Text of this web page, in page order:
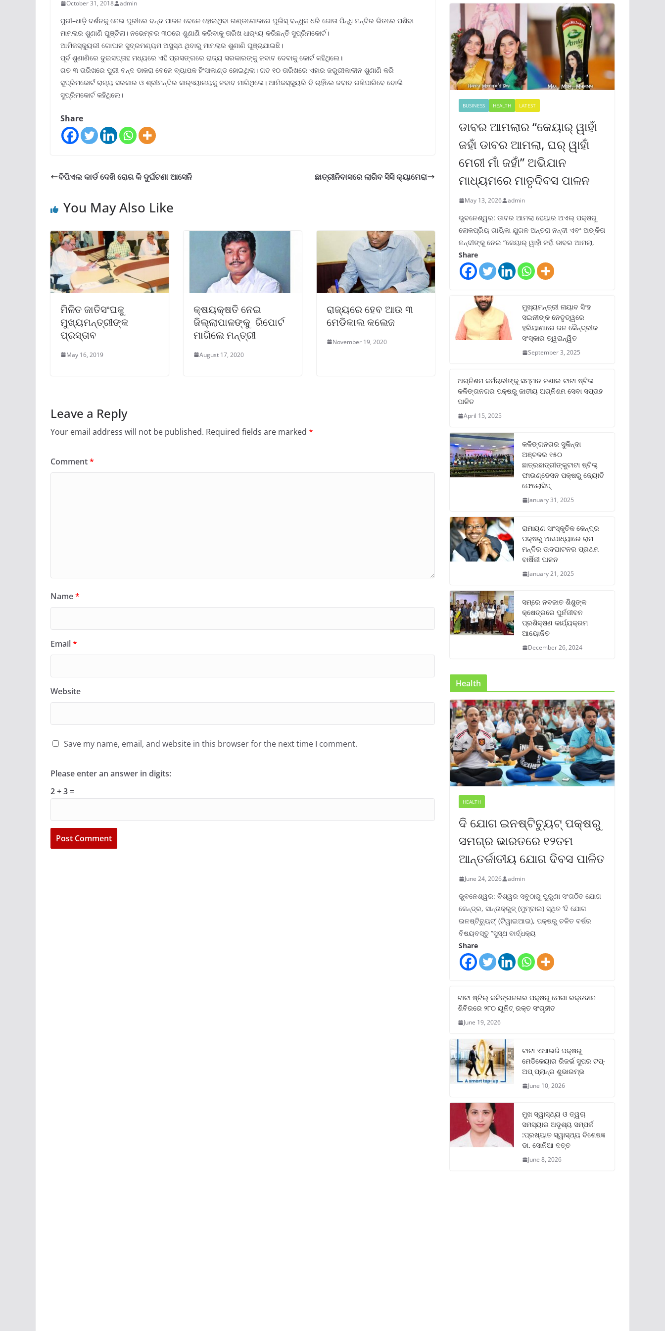
October 31, 2018 admin
ପୁରୀ–ଧାଡ଼ି ଦର୍ଶନକୁ ନେଇ ପୁରୀରେ ବନ୍ଦ ପାଳନ ବେଳେ ହୋଇଥିବା ଗଣ୍ଡଗୋଳରେ ପୁଲିସ୍ ବନ୍ଧୁକ ଧରି ଜୋତା ପିନ୍ଧି ମନ୍ଦିର ଭିତରେ ପଶିବା
ମାମଲାର ଶୁଣାଣି ଘୁଞ୍ଚିଲା। ନଭେମ୍ବର ୩୦ରେ ଶୁଣାଣି କରିବାକୁ ତାରିଖ ଧାର‌୍ୟ୍ୟ କରିଛନ୍ତି ସୁପ୍ରିମକୋର୍ଟ।
ଆମିକସ୍କ୍ୟୁରୀ ଗୋପାଳ ସୁବ୍ରମଣ୍ୟମ ଅସୁସ୍ଥ ଥିବାରୁ ମାମଲାର ଶୁଣାଣି ଘୁଞ୍ଚାଯାଇଛି।
ପୂର୍ବ ଶୁଣାଣିରେ ଦୁଇସପ୍ତାହ ମଧ୍ୟରେ ଏହି ପ୍ରସଙ୍ଗରେ ରାଜ୍ୟ ସରକାରଙ୍କୁ ଜବାବ ଦେବାକୁ କୋର୍ଟ କହିଥିଲେ।
ଗତ ୩ ତାରିଖରେ ପୁରୀ ବନ୍ଦ ଡାକରା ବେଳେ ବ୍ୟାପକ ହିଂସାକାଣ୍ଡ ହୋଇଥିଲା। ଗତ ୧୦ ତାରିଖରେ ଏହାର ଜରୁରୀକାଳୀନ ଶୁଣାଣି କରି
ସୁପ୍ରିମକୋର୍ଟ ରାଜ୍ୟ ସରକାର ଓ ଶ୍ରୀମନ୍ଦିର କାର‌୍ୟ୍ୟାଳୟକୁ ଜବାବ ମାଗିଥିଲେ। ଆମିକସ୍କ୍ୟୁରି ବି ଚାହିଁଲେ ଜବାବ ରଖିପାରିବେ ବୋଲି
ସୁପ୍ରିମକୋର୍ଟ କହିଥିଲେ।
Share
ବିପିଏଲ କାର୍ଡ ଦେଖି ରୋଗ କି ଦୁର୍ଘଟଣା ଆସେନି ଛାତ୍ରୀନିବାସରେ ଲାଗିବ ସିସି କ୍ୟାମେରା
You May Also Like
ମିଳିତ ଜାତିସଂଘକୁ
ମୁଖ୍ୟମନ୍ତ୍ରୀଙ୍କ
ପ୍ରସ୍ତାବ
May 16, 2019
କ୍ଷୟକ୍ଷତି ନେଇ
ଜିଲ୍ଲାପାଳଙ୍କୁ ରିପୋର୍ଟ
ମାଗିଲେ ମନ୍ତ୍ରୀ
August 17, 2020
ରାଜ୍ୟରେ ହେବ ଆଉ ୩
ମେଡିକାଲ କଲେଜ
November 19, 2020
Leave a Reply
Your email address will not be published. Required fields are marked *
Comment*
Name*
Email*
Website
Save my name, email, and website in this browser for the next time I comment.
Please enter an answer in digits:
2 + 3 =
BUSINESS HEALTH LATEST
ଡାବର ଆମଲାର “କେୟାର୍ ୱାହାଁ
ଜହାଁ ଡାବର ଆମଲା, ଘର୍ ୱାହାଁ
ମେରୀ ମାଁ ଜହାଁ” ଅଭିଯାନ
ମାଧ୍ୟମରେ ମାତୃଦିବସ ପାଳନ
May 13, 2026 admin
ଭୁବନେଶ୍ୱର: ଡାବର ଆମଲା ହେୟାର ଅଏଲ୍ ପକ୍ଷରୁ
ଲୋକପ୍ରିୟ ଗାୟିକା ଯୁଗଳ ଅନ୍ତରା ନନ୍ଦୀ ଏବଂ ଅଙ୍କିତା
ନନ୍ଦୀଙ୍କୁ ନେଇ “କେୟାର୍ ୱାହାଁ ଜହାଁ ଡାବର ଆମଲା,
Share
ମୁଖ୍ୟମନ୍ତ୍ରୀ ନାୟାବ ସିଂହ
ସଇନୀଙ୍କ ନେତୃତ୍ୱରେ
ହରିୟାଣାରେ ଜନ କୈନ୍ଦ୍ରୀକ
ସଂସ୍କାର ତ୍ୱରାନ୍ୱିତ
September 3, 2025
ଅଗ୍ନିଶମ କର୍ମଚାରୀଙ୍କୁ ସମ୍ମାନ ଜଣାଇ ଟାଟା ଷ୍ଟିଲ
କଳିଙ୍ଗନଗର ପକ୍ଷରୁ ଜାତୀୟ ଅଗ୍ନିଶମ ସେବା ସପ୍ତାହ
ପାଳିତ
April 15, 2025
କଳିଙ୍ଗନଗର ସୁକିନ୍ଦା
ଅଞ୍ଚଳର ୧୫୦
ଛାତ୍ରଛାତ୍ରୀଙ୍କୁଟାଟା ଷ୍ଟିଲ୍
ଫାଉଣ୍ଡେସନ ପକ୍ଷରୁ ଜ୍ୟୋତି
ଫେଲୋସିପ୍‌
January 31, 2025
ରାମାୟଣ ସାଂସ୍କୃତିକ କେନ୍ଦ୍ର
ପକ୍ଷରୁ ଅଯୋଧ୍ୟାରେ ରାମ
ମନ୍ଦିର ଉଦଘାଟନର ପ୍ରଥମ
ବାର୍ଷିକୀ ପାଳନ
January 21, 2025
ସମ୍‌ରେ ନବଜାତ ଶିଶୁଙ୍କ
କ୍ଷେତ୍ରରେ ପୁର୍ନଜୀବନ
ପ୍ରଶିକ୍ଷଣ କାର୍ଯ୍ୟକ୍ରମ
ଆୟୋଜିତ
December 26, 2024
Health
HEALTH
ଦି ଯୋଗ ଇନଷ୍ଟିଚ୍ୟୁଟ୍ ପକ୍ଷରୁ
ସମଗ୍ର ଭାରତରେ ୧୨ତମ
ଆନ୍ତର୍ଜାତୀୟ ଯୋଗ ଦିବସ ପାଳିତ
June 24, 2026 admin
ଭୁବନେଶ୍ୱର: ବିଶ୍ୱର ସବୁଠାରୁ ପୁରୁଣା ସଂଗଠିତ ଯୋଗ
କେନ୍ଦ୍ର, ସାନ୍ତାକ୍ରୁଜ୍ (ମୁମ୍ବାଇ) ସ୍ଥିତ ‘ଦି ଯୋଗ
ଇନଷ୍ଟିଚ୍ୟୁଟ୍‌’ (ଟିୱାଇଆଇ), ପକ୍ଷରୁ ଚଳିତ ବର୍ଷର
ବିଷୟବସ୍ତୁ “ସୁସ୍ଥ ବାର୍ଦ୍ଧକ୍ୟ
Share
ଟାଟା ଷ୍ଟିଲ୍‌ କଳିଙ୍ଗନଗର ପକ୍ଷରୁ ମେଗା ରକ୍ତଦାନ
ଶିବିରରେ ୨୮୦ ୟୁନିଟ୍‌ ରକ୍ତ ସଂଗୃହୀତ
June 19, 2026
ଟାଟା ଏଆଇଜି ପକ୍ଷରୁ
ମେଡିକେୟାର ରିଜର୍ଭ ସୁପର ଟପ୍‌-
ଅପ୍ ପ୍ଲାନ୍‌ର ଶୁଭାରମ୍ଭ
June 10, 2026
ମୁଖ ସ୍ୱାସ୍ଥ୍ୟ ଓ ତ୍ୱଚା
ସମସ୍ୟାର ଅଦୃଶ୍ୟ ସମ୍ପର୍କ
:ପ୍ରଖ୍ୟାତ ସ୍ୱାସ୍ଥ୍ୟ ବିଶେଷଜ୍ଞ
ଡା. ସୋନିଆ ଦତ୍ତ
June 8, 2026